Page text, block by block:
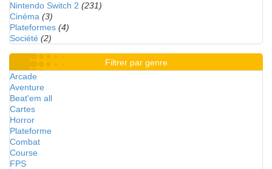
Nintendo Switch 2 (231)
Cinéma (3)
Plateformes (4)
Société (2)
Filtrer par genre
Arcade
Aventure
Beat'em all
Cartes
Horror
Plateforme
Combat
Course
FPS